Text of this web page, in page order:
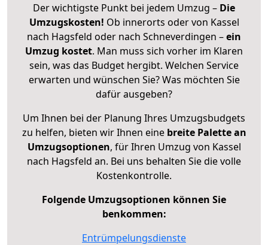
Der wichtigste Punkt bei jedem Umzug – Die
Umzugskosten! Ob innerorts oder von Kassel
nach Hagsfeld oder nach Schneverdingen –ein
Umzug kostet. Man muss sich vorher im Klaren
sein, was das Budget hergibt. Welchen Service
erwarten und wünschen Sie? Was möchten Sie
dafür ausgeben?
Um Ihnen bei der Planung Ihres Umzugsbudgets
zu helfen, bieten wir Ihnen eine breite Palette an
Umzugsoptionen, für Ihren Umzug von Kassel
nach Hagsfeld an. Bei uns behalten Sie die volle
Kostenkontrolle.
Folgende Umzugsoptionen können Sie
benkommen:
Entrümpelungsdienste